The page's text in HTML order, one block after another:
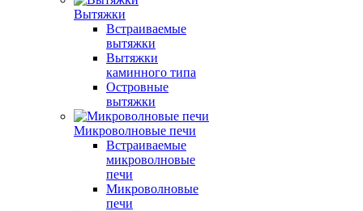
Вытяжки
Встраиваемые
вытяжки
Вытяжки
каминного типа
Островные
вытяжки
Микроволновые печи
Встраиваемые
микроволновые
печи
Микроволновые
печи